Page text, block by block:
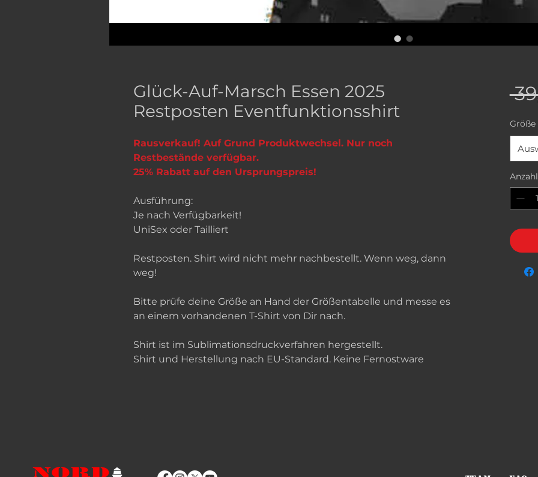
Glück-Auf-Marsch Essen 2025
Restposten Eventfunktionsshirt
Rausverkauf! Auf Grund Produktwechsel. Nur noch
Restbestände verfügbar.
25% Rabatt auf den Ursprungspreis!
Ausführung:
Je nach Verfügbarkeit!
UniSex oder Tailliert
Restposten. Shirt wird nicht mehr nachbestellt. Wenn weg, dann
weg!
Bitte prüfe deine Größe an Hand der Größentabelle und messe es
an einem vorhandenen T-Shirt von Dir nach.
Shirt ist im Sublimationsdruckverfahren hergestellt.
Shirt und Herstellung nach EU-Standard. Keine Fernostware
Größe
Anzahl